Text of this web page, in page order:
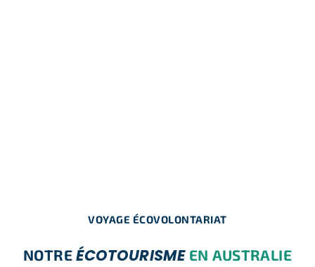
VOYAGE ÉCOVOLONTARIAT
NOTREÉCOTOURISMEEN AUSTRALIE